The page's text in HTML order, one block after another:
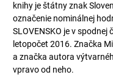
knihy je štátny znak
označenie nominálnej
SLOVENSKO je v
letopočet 2016. Značka
a značka autora
vpravo od neho.